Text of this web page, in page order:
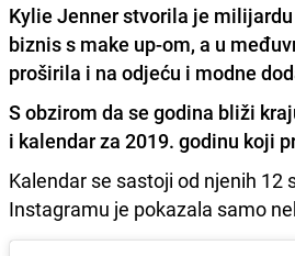
Kylie Jenner stvorila je
biznis s make up-om, a u
proširila i na odjeću i modne
S obzirom da se godina bliži
i kalendar za 2019. godinu koji
Kalendar se sastoji od njenih 12
Instagramu je pokazala samo